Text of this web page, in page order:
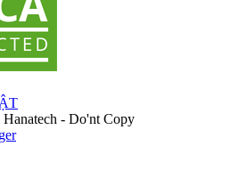
- Do'nt Copy